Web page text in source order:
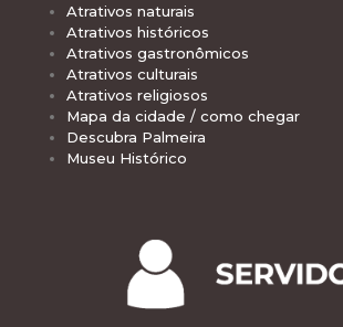
Atrativos naturais
Atrativos históricos
Atrativos gastronômicos
Atrativos culturais
Atrativos religiosos
Mapa da cidade / como chegar
Descubra Palmeira
Museu Histórico